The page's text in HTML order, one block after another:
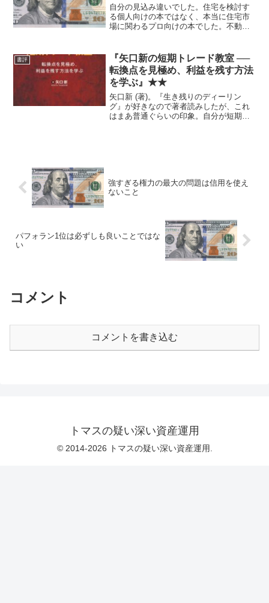
自分の見込み違いでした。住宅を検討す
る個人向けの本ではなく、本当に住宅市
場に関わるプロ向けの本でした。不動産
書評
『矢口新の短期トレード教室 ──
転換点を見極め、利益を残す方法
を学ぶ』★★
矢口新 (著)。『生き残りのディーリン
グ』が好きなので著者読みしたが、これ
はまあ普通ぐらいの印象。自分が短期ト
強すぎる権力の最大の問題は信用を使え
ないこと
パフォラン1位は必ずしも良いことではな
い
コメント
コメントを書き込む
トマスの疑い深い資産運用
© 2014-2026 トマスの疑い深い資産運用.